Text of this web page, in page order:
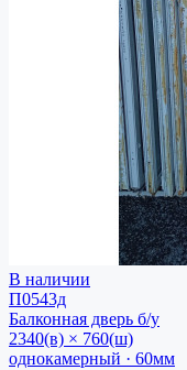
В наличии
П0543д
Балконная дверь б/у
2340(в) × 760(ш)
однокамерный · 60мм